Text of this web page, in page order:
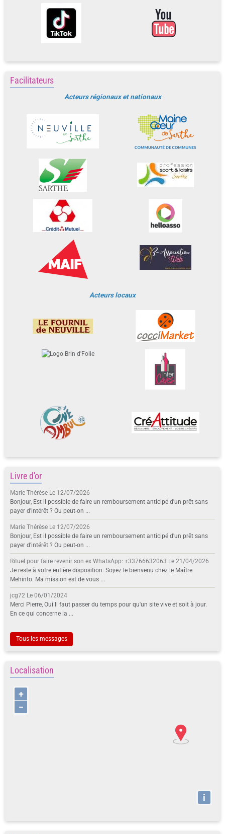
Facilitateurs
Acteurs régionaux et nationaux
Acteurs locaux
Livre d'or
Marie Thérèse Le 12/07/2026
Bonjour, Est il possible de faire un remboursement anticipé d'un prêt sans
payer d'intérêt ? Ou peut-on ...
Marie Thérèse Le 12/07/2026
Bonjour, Est il possible de faire un remboursement anticipé d'un prêt sans
payer d'intérêt ? Ou peut-on ...
Rituel pour faire revenir son ex WhatsApp: +33766632063 Le 21/04/2026
Je reste à votre entière disposition. Soyez le bienvenu chez le Maître
Mehinto. Ma mission est de vous ...
jcg72 Le 06/01/2024
Merci Pierre, Oui Il faut passer du temps pour qu'un site vive et soit à jour.
En ce qui concerne la ...
Tous les messages
Localisation
+
−
i